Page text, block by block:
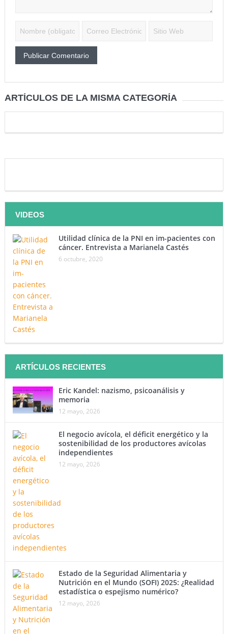
ARTÍCULOS DE LA MISMA CATEGORÍA
VIDEOS
Utilidad clínica de la PNI en im-pacientes con
cáncer. Entrevista a Marianela Castés
6 octubre, 2020
ARTÍCULOS RECIENTES
Eric Kandel: nazismo, psicoanálisis y
memoria
12 mayo, 2026
El negocio avícola, el déficit energético y la
sostenibilidad de los productores avícolas
independientes
12 mayo, 2026
Estado de la Seguridad Alimentaria y
Nutrición en el Mundo (SOFI) 2025: ¿Realidad
estadística o espejismo numérico?
12 mayo, 2026